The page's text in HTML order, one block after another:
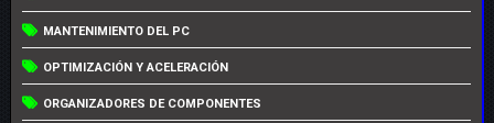
MANTENIMIENTO DEL PC
OPTIMIZACIÓN Y ACELERACIÓN
ORGANIZADORES DE COMPONENTES